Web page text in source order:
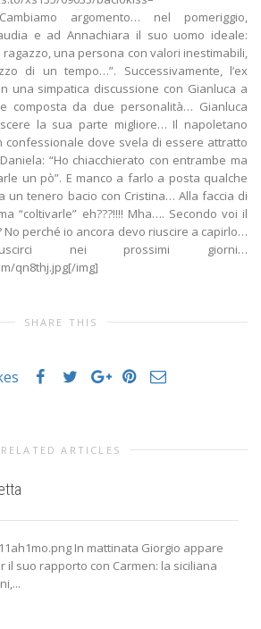
Cambiamo argomento… nel pomeriggio,
e ad Annachiara il suo uomo ideale:
una persona con valori inestimabili,
di un tempo…”. Successivamente, l’ex
una simpatica discussione con Gianluca a
composta da due personalità… Gianluca
la sua parte migliore… Il napoletano
confessionale dove svela di essere attratto
“Ho chiacchierato con entrambe ma
un pò”. E manco a farlo a posta qualche
un tenero bacio con Cristina… Alla faccia di
“coltivarle” eh???!!!! Mha…. Secondo voi il
No perché io ancora devo riuscire a capirlo…
nei prossimi giorni…
qn8thj.jpg[/img]
SHARE THIS
RELATED ARTICLES
In mattinata Giorgio appare
il suo rapporto con Carmen: la siciliana